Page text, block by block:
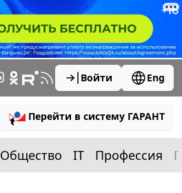
Войти Eng
Перейти в систему ГАРАНТ
Общество IT Профессия